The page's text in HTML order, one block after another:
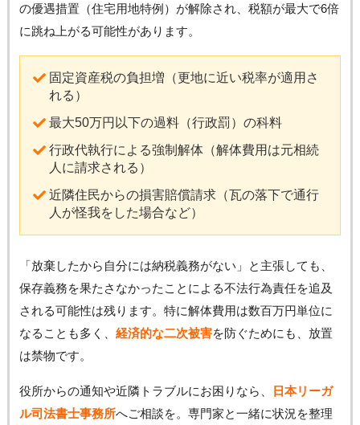
の優遇措置（住宅用地特例）が解除され、税額が最大で6倍
に跳ね上がる可能性があります。
固定資産税の負担増（更地に近い税率が適用さ
れる）
最大50万円以下の過料（行政罰）の科料
行政代執行による強制解体（解体費用は元相続
人に請求される）
近隣住民からの損害賠償請求（瓦の落下で通行
人が怪我をした場合など）
「放棄したから自分には納税義務がない」と主張しても、
保存義務を果たさなかったことによる不法行為責任を追及
される可能性は残ります。特に解体費用は数百万円単位に
なることも多く、 経済的な二次被害を防ぐためにも、放置
は禁物です。
役所からの通知や近隣トラブルにお困りなら、
日本リーガ
ル司法書士事務所へご相談を。専門家と一緒に状況を整理